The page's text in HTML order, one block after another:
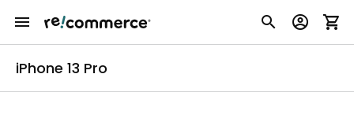
iPhone 13 Pro